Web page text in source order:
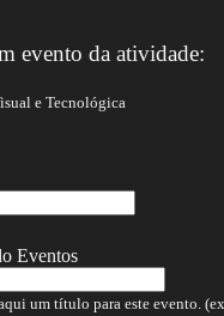
evento da atividade:
e Tecnológica
Eventos
um título para este evento.